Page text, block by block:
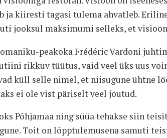
ja kiiresti tagasi tulema ahvatleb.
jooksul maksimumi selleks, et visioon
peakoka Frédéric Vardoni
rikkuv tüütus, vaid veel üks uus
küll selle nimel, et niisugune ühtne
ei ole vist päriselt veel jõutud.
Põhjamaa ning süüa tehakse siin
Toit on lõpptulemusena samuti